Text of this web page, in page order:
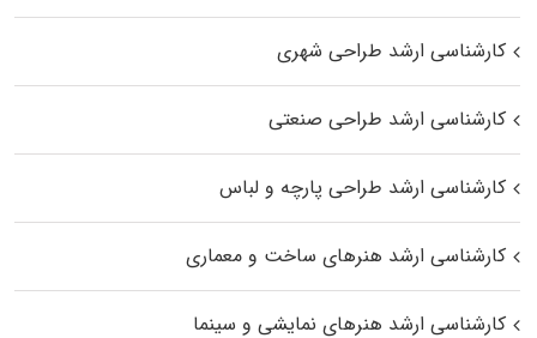
کارشناسی ارشد طراحی شهری
کارشناسی ارشد طراحی صنعتی
کارشناسی ارشد طراحی پارچه و لباس
کارشناسی ارشد هنرهای ساخت و معماری
کارشناسی ارشد هنرهای نمایشی و سینما